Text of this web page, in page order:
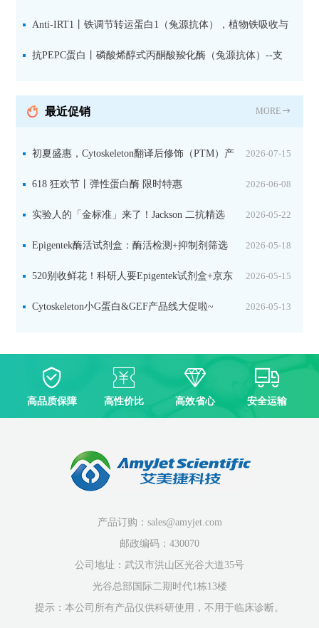
蛋白1-2的激活状态
Anti-IRT1丨铁调节转运蛋白1（兔源抗体），植物铁吸收与
微量元素代谢研究的关键工具
抗PEPC蛋白丨磷酸烯醇式丙酮酸羧化酶（兔源抗体）--支
最近促销 MORE
2026-07-15
初夏盛惠，Cytoskeleton翻译后修饰（PTM）产
品线放价啦！ 2026-06-08
618 狂欢节丨弹性蛋白酶 限时特惠
2026-05-22
实验人的「金标准」来了！Jackson 二抗精选
限时一口价，手慢无！ 2026-05-18
Epigentek酶活试剂盒：酶活检测+抑制剂筛选
双赋能，下单即赠京东卡 2026-05-15
520别收鲜花！科研人要Epigentek试剂盒+京东
卡！ 2026-05-13
Cytoskeleton小G蛋白&GEF产品线大促啦~
高品质保障 高性价比 高效省心 安全运输
产品订购：sales@amyjet.com
邮政编码：430070
公司地址：武汉市洪山区光谷大道35号
光谷总部国际二期时代1栋13楼
提示：本公司所有产品仅供科研使用，不用于临床诊断。